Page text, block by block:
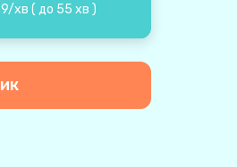
/хв ( до 55 хв )